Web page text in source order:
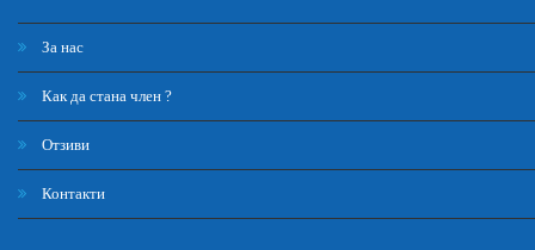
За нас
Как да стана член ?
Отзиви
Контакти